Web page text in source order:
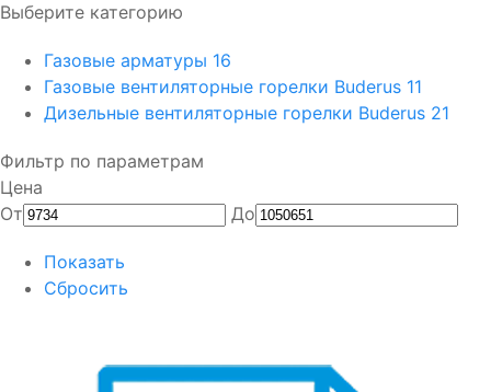
Выберите категорию
Газовые арматуры 16
Газовые вентиляторные горелки Buderus 11
Дизельные вентиляторные горелки Buderus 21
Фильтр по параметрам
Цена
От
До
Показать
Сбросить